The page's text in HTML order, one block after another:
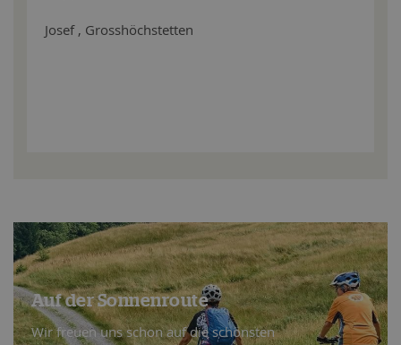
Josef , Grosshöchstetten
Auf der Sonnenroute
Wir freuen uns schon auf die schönsten